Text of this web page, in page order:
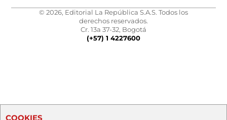
© 2026, Editorial La República S.A.S. Todos los
derechos reservados.
Cr. 13a 37-32, Bogotá
(+57) 1 4227600
COOKIES